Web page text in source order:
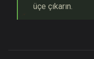
üçe çıkarın.